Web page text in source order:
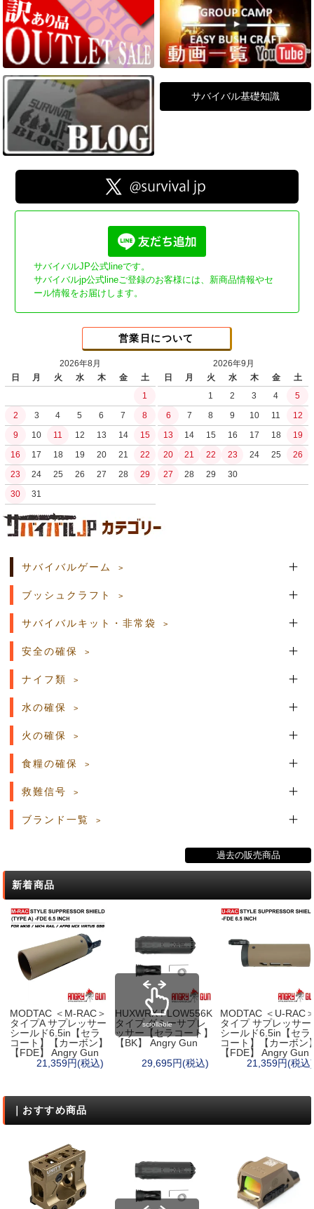
サバイバル基礎知識
サバイバルJP公式lineです。
サバイバルjp公式lineご登録のお客様には、新商品情報やセ
ール情報をお届けします。
営業日について
2026年8月
日
月 火 水 木 金
土
1
2
3 4 5 6 7
8
9
10 11 12 13 14
15
16
17 18 19 20 21
22
23
24 25 26 27 28
29
30
31
2026年9月
日
月 火 水 木 金
土
1
2 3 4
5
6
7 8 9 10 11
12
13
14 15 16 17 18
19
20
21 22 23 24 25
26
27
28 29 30
土日祝日の商品発送はございません。
サバイバルゲーム
ブッシュクラフト
サバイバルキット・非常袋
安全の確保
ナイフ類
水の確保
火の確保
食糧の確保
救難信号
ブランド一覧
過去の販売商品
新着商品
MODTAC ＜M-RAC＞
タイプA サプレッサー
シールド6.5in【セラ
コート】【カーボン】
【FDE】 Angry Gun
21,359円(税込)
HUXWRX FLOW556K
タイプ ダミーサプレ
ッサー【セラコート】
【BK】 Angry Gun
29,695円(税込)
MODTAC ＜U-RAC
タイプ サプレッサー
シールド6.5in【セラ
コート】【カーボン
【FDE】 Angry Gun
21,359円(税込)
scrollable
｜おすすめ商品